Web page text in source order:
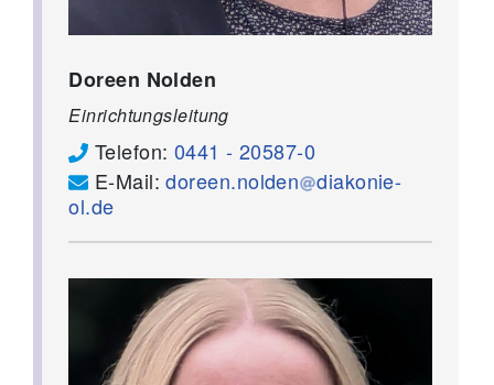
Doreen Nolden
Einrichtungsleitung
Telefon: 0441 - 20587-0
E-Mail:doreen.nolden
diakonie-
ol.de